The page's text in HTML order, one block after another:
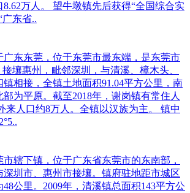
8.62万人。 望牛墩镇先后获得“全国综合实
广东省..
广东东莞，位于东莞市最东端，是东莞市
接壤惠州，毗邻深圳，与清溪、樟木头、
镇相接，全镇土地面积91.04平方公里，南
为平原。截至2018年，谢岗镇有常住人
来人口约8万人。全镇以汉族为主。 镇中
辖下镇，位于广东省东莞市的东南部，
深圳市、惠州市接壤。镇府驻地距市城区
48公里。2009年，清溪镇总面积143平方公